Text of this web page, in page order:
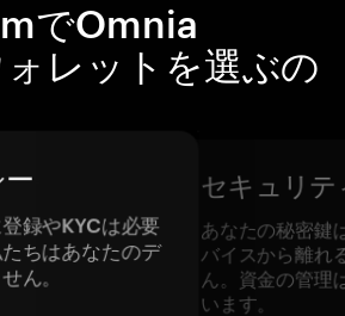
でOmnia
レットを選ぶの
録やKYCは必要
ちはあなたのデ
ん。
セキュリテ
あなたの秘密鍵
バイスから離れ
ん。資金の管理
います。